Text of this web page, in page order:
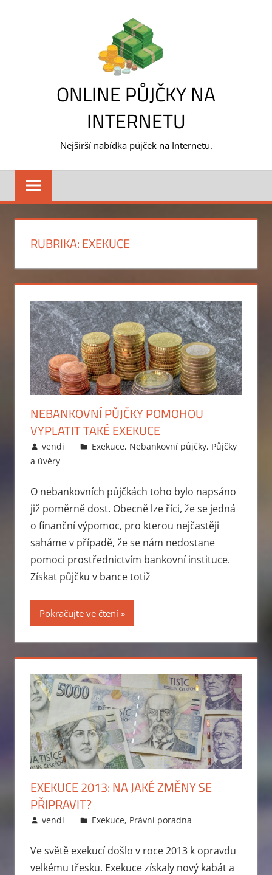
ONLINE PŮJČKY NA
INTERNETU
Nejširší nabídka půjček na Internetu.
RUBRIKA:EXEKUCE
NEBANKOVNÍ PŮJČKY POMOHOU
VYPLATIT TAKÉ EXEKUCE
26.2.2014
vendi Exekuce, Nebankovní půjčky, Půjčky
a úvěry
O nebankovních půjčkách toho bylo napsáno
již poměrně dost. Obecně lze říci, že se jedná
o finanční výpomoc, pro kterou nejčastěji
saháme v případě, že se nám nedostane
pomoci prostřednictvím bankovní instituce.
Získat půjčku v bance totiž
Pokračujte ve čtení
EXEKUCE 2013: NA JAKÉ ZMĚNY SE
PŘIPRAVIT?
25.1.2013
vendi Exekuce, Právní poradna
Ve světě exekucí došlo v roce 2013 k opravdu
velkému třesku. Exekuce získaly nový kabát a